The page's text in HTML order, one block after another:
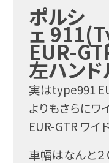
ポルシ
ェ
EUR-
左ハンド
実はtype991
よりもさらに
EUR-GTR ワイ
車幅はなんと２